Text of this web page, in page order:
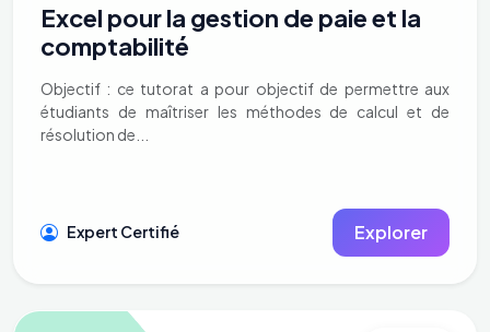
Excel pour la gestion de paie et la
comptabilité
Objectif : ce tutorat a pour objectif de permettre aux
étudiants de maîtriser les méthodes de calcul et de
résolution de...
Expert Certifié Explorer